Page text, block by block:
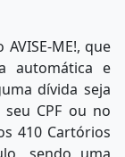
ME!, que
automática e
dívida seja
CPF ou no
410 Cartórios